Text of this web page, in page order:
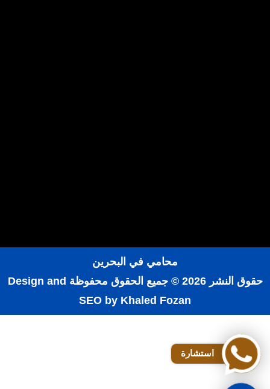
محامي في البحرين
حقوق النشر 2026 © جميع الحقوق محفوظة
Design and
SEO by Khaled Fozan
استشارة
افضل مكاتب المحاماة في الرياض
محامي شركات في الرياض
المحامي محمد الزعابي